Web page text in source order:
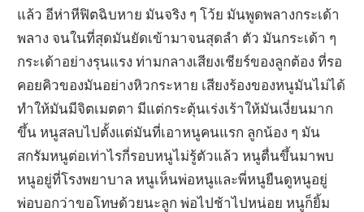
แล้ว อีห่าหีฟิตฉิบหาย มันจริง ๆ โว้ย มันพูดพลางกระเด้า
พลาง จนในที่สุดมันยัดเข้ามาจนสุดลำ ตัว มันกระเด้า ๆ
กระเด้าอย่างรุนแรง ท่ามกลางเสียงเชียร์ของลูกต้อง ที่รอ
คอยคิวของมันอย่างหิวกระหาย เสียงร้องของหนูมันไม่ได้
ทำให้มันมีจิตเมตตา มีแต่กระตุ้นเร่งเร้าให้มันเงี่ยนมาก
ขึ้น หนูสลบไปตั้งแต่มันที่เอาหนูคนแรก ลูกน้อง ๆ มัน
สกรัมหนูต่อเท่าไรกี่รอบหนูไม่รู้ตัวแล้ว หนูตื่นขึ้นมาพบ
หนูอยู่ที่โรงพยาบาล หนูเห็นพ่อหนูและพี่หนูยืนดูหนูอยู่
พ่อบอกว่าขอโทษด้วยนะลูก พ่อไปช้าไปหน่อย หนูก็ยิ้ม